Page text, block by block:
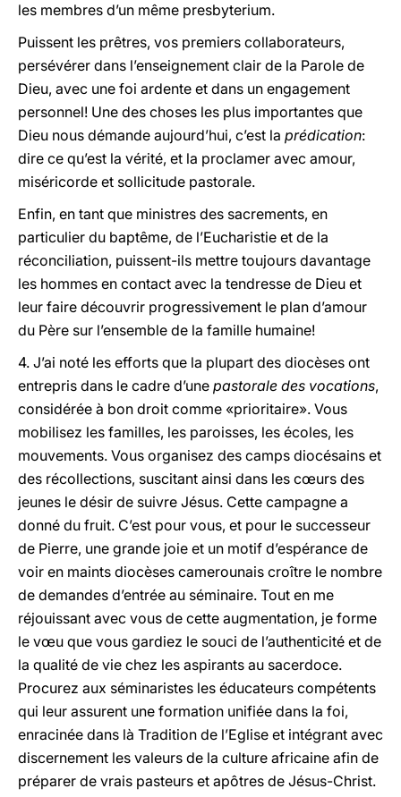
les membres d’un même presbyterium.
Puissent les prêtres, vos premiers collaborateurs,
persévérer dans l’enseignement clair de la Parole de
Dieu, avec une foi ardente et dans un engagement
personnel! Une des choses les plus importantes que
Dieu nous démande aujourd’hui, c’est la prédication:
dire ce qu’est la vérité, et la proclamer avec amour,
miséricorde et sollicitude pastorale.
Enfin, en tant que ministres des sacrements, en
particulier du baptême, de l’Eucharistie et de la
réconciliation, puissent-ils mettre toujours davantage
les hommes en contact avec la tendresse de Dieu et
leur faire découvrir progressivement le plan d’amour
du Père sur l’ensemble de la famille humaine!
4. J’ai noté les efforts que la plupart des diocèses ont
entrepris dans le cadre d’une pastorale des vocations,
considérée à bon droit comme «prioritaire». Vous
mobilisez les familles, les paroisses, les écoles, les
mouvements. Vous organisez des camps diocésains et
des récollections, suscitant ainsi dans les cœurs des
jeunes le désir de suivre Jésus. Cette campagne a
donné du fruit. C’est pour vous, et pour le successeur
de Pierre, une grande joie et un motif d’espérance de
voir en maints diocèses camerounais croître le nombre
de demandes d’entrée au séminaire. Tout en me
réjouissant avec vous de cette augmentation, je forme
le vœu que vous gardiez le souci de l’authenticité et de
la qualité de vie chez les aspirants au sacerdoce.
Procurez aux séminaristes les éducateurs compétents
qui leur assurent une formation unifiée dans la foi,
enracinée dans là Tradition de l’Eglise et intégrant avec
discernement les valeurs de la culture africaine afin de
préparer de vrais pasteurs et apôtres de Jésus-Christ.